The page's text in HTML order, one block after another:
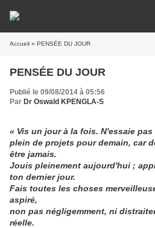
Accueil » PENSÉE DU JOUR
PENSÉE DU JOUR
Publié le 09/08/2014 à 05:56
Par Dr Oswald KPENGLA-S
« Vis un jour à la fois. N'essaie
plein de projets pour demain, car
être jamais.
Jouis pleinement aujourd'hui ;
ton dernier jour.
Fais toutes les choses
aspiré,
non pas négligemment, ni
réelle.